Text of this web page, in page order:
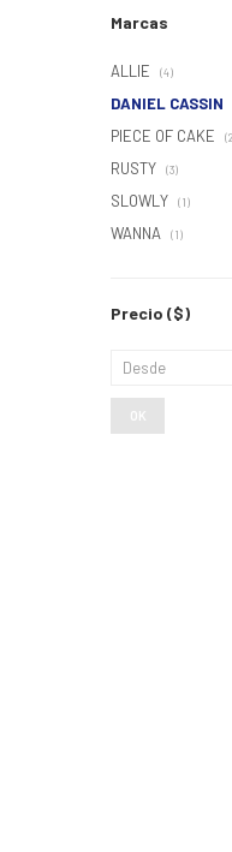
Marcas
ALLIE (4)
DANIEL CASSIN
PIECE OF CAKE
RUSTY (3)
SLOWLY (1)
WANNA (1)
Precio ($)
OK